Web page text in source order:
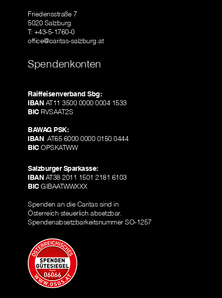
Friedensstraße 7
5020 Salzburg
T: +43-5-1760-0
office@caritas-salzburg.at
Spendenkonten
Raiffeisenverband Sbg:
IBANAT11 3500 0000 0004 1533
BICRVSAAT2S
BAWAG PSK:
IBANAT65 6000 0000 0150 0444
BICOPSKATWW
Salzburger Sparkasse:
IBANAT38 2011 1501 2181 6103
BICGIBAATWWXXX
Spenden an die Caritas sind in
Österreich steuerlich absetzbar.
Spendenabsetzbarkeitsnummer SO-1257